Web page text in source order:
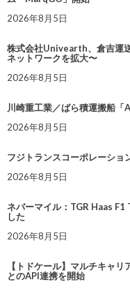
2026年8月5日
株式会社Univearth、倉吉運
ネットワークを拡大〜
2026年8月5日
川崎重工業／ばら積運搬船「
2026年8月5日
フジトランスコーポレーショ
2026年8月5日
ネバーマイル：TGR Haas F1
した
2026年8月5日
【トドケール】マルチキャ
とのAPI連携を開始